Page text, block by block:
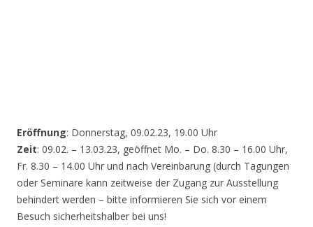
Eröffnung: Donnerstag, 09.02.23, 19.00 Uhr
Zeit: 09.02. – 13.03.23, geöffnet Mo. – Do. 8.30 – 16.00 Uhr,
Fr. 8.30 – 14.00 Uhr und nach Vereinbarung (durch Tagungen
oder Seminare kann zeitweise der Zugang zur Ausstellung
behindert werden – bitte informieren Sie sich vor einem
Besuch sicherheitshalber bei uns!